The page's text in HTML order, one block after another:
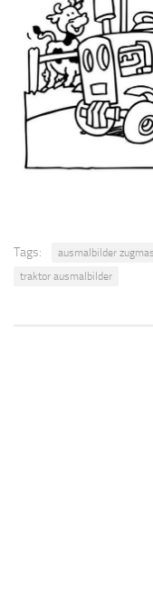
Tags: ausmalbilder
traktor ausmalbilder